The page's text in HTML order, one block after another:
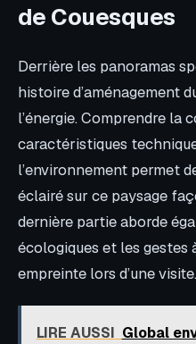
de Couesques
Derrière les panoramas
histoire d’aménagement
l’énergie. Comprendre la
caractéristiques
l’environnement permet
éclairé sur ce paysage
dernière partie aborde
écologiques et les
empreinte lors d’une visite.
LIRE AUSSI Global